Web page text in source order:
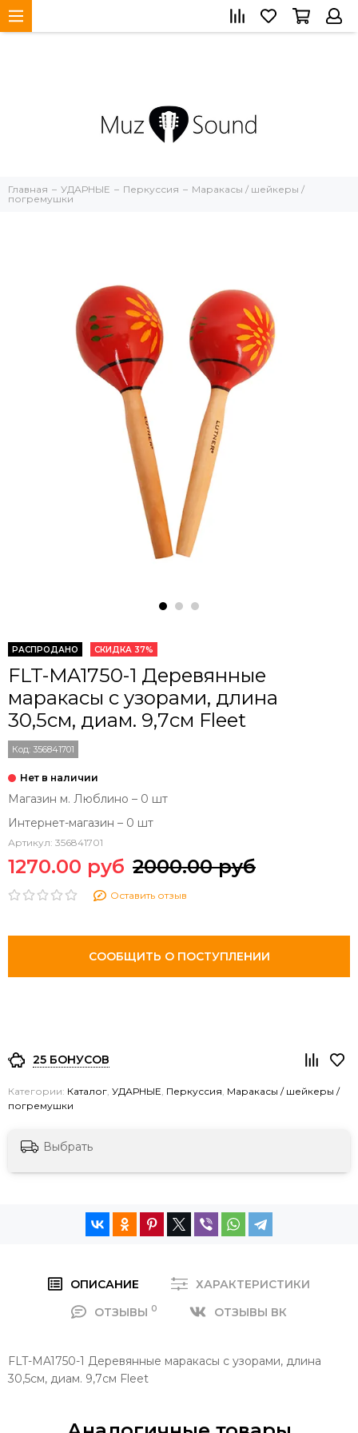
Главная УДАРНЫЕ Перкуссия
Маракасы / шейкеры /
погремушки
РАСПРОДАНО СКИДКА 37%
FLT-MA1750-1 Деревянные
маракасы с узорами, длина
30,5см, диам. 9,7см Fleet
Код: 356841701
Магазин м. Люблино – 0 шт
Интернет-магазин – 0 шт
Артикул: 356841701
1270.00 руб 2000.00 руб
Оставить отзыв
СООБЩИТЬ О ПОСТУПЛЕНИИ
25 БОНУСОВ
Категории: Каталог, УДАРНЫЕ, Перкуссия, Маракасы / шейкеры /
погремушки
Выбрать
ОПИСАНИЕ
ХАРАКТЕРИСТИКИ
ОТЗЫВЫ 0 ОТЗЫВЫ ВК
FLT-MA1750-1 Деревянные маракасы с узорами, длина
30,5см, диам. 9,7см Fleet